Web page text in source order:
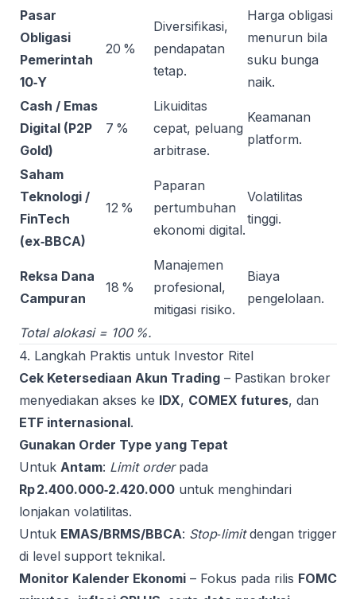
Pasar
Obligasi
Pemerintah
10‑Y
20 %
Diversifikasi,
pendapatan
tetap.
Harga obligasi
menurun bila
suku bunga
naik.
Cash / Emas
Digital (P2P
Gold)
7 %
Likuiditas
cepat, peluang
arbitrase.
Keamanan
platform.
Saham
Teknologi /
FinTech
(ex‑BBCA)
12 %
Paparan
pertumbuhan
ekonomi digital.
Volatilitas
tinggi.
Reksa Dana
Campuran
18 %
Manajemen
profesional,
mitigasi risiko.
Biaya
pengelolaan.
Total alokasi = 100 %.
4. Langkah Praktis untuk Investor Ritel
Cek Ketersediaan Akun Trading – Pastikan broker
menyediakan akses ke IDX, COMEX futures, dan
ETF internasional.
Gunakan Order Type yang Tepat
Untuk Antam: Limit orderpada
Rp 2.400.000‑2.420.000 untuk menghindari
lonjakan volatilitas.
Untuk EMAS/BRMS/BBCA: Stop‑limitdengan trigger
di level support teknikal.
Monitor Kalender Ekonomi – Fokus pada rilis FOMC